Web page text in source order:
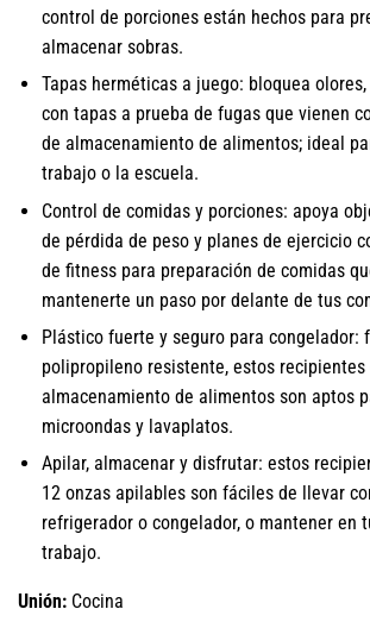
control de porciones están hechos para
almacenar sobras.
Tapas herméticas a juego: bloquea
con tapas a prueba de fugas que vienen
de almacenamiento de alimentos; ideal
trabajo o la escuela.
Control de comidas y porciones: apoya
de pérdida de peso y planes de ejercicio
de fitness para preparación de comidas
mantenerte un paso por delante de tus
Plástico fuerte y seguro para congelador:
polipropileno resistente, estos
almacenamiento de alimentos son aptos
microondas y lavaplatos.
Apilar, almacenar y disfrutar: estos
12 onzas apilables son fáciles de llevar
refrigerador o congelador, o mantener en
trabajo.
Unión: Cocina